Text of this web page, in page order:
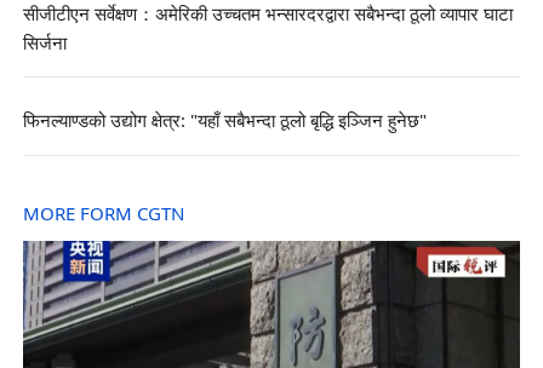
सीजीटीएन सर्वेक्षण：अमेरिकी उच्चतम भन्सारदरद्वारा सबैभन्दा ठूलो व्यापार घाटा
सिर्जना
फिनल्याण्डको उद्योग क्षेत्र: "यहाँ सबैभन्दा ठूलो बृद्धि इञ्जिन हुनेछ"
MORE FORM CGTN